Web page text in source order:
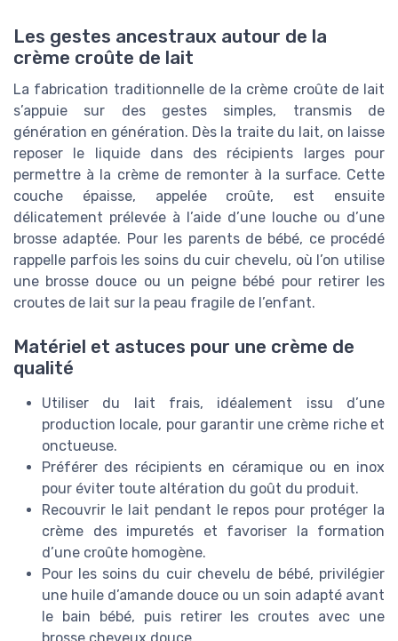
Les gestes ancestraux autour de la
crème croûte de lait
La fabrication traditionnelle de la crème croûte de lait
s’appuie sur des gestes simples, transmis de
génération en génération. Dès la traite du lait, on laisse
reposer le liquide dans des récipients larges pour
permettre à la crème de remonter à la surface. Cette
couche épaisse, appelée croûte, est ensuite
délicatement prélevée à l’aide d’une louche ou d’une
brosse adaptée. Pour les parents de bébé, ce procédé
rappelle parfois les soins du cuir chevelu, où l’on utilise
une brosse douce ou un peigne bébé pour retirer les
croutes de lait sur la peau fragile de l’enfant.
Matériel et astuces pour une crème de
qualité
Utiliser du lait frais, idéalement issu d’une
production locale, pour garantir une crème riche et
onctueuse.
Préférer des récipients en céramique ou en inox
pour éviter toute altération du goût du produit.
Recouvrir le lait pendant le repos pour protéger la
crème des impuretés et favoriser la formation
d’une croûte homogène.
Pour les soins du cuir chevelu de bébé, privilégier
une huile d’amande douce ou un soin adapté avant
le bain bébé, puis retirer les croutes avec une
brosse cheveux douce.